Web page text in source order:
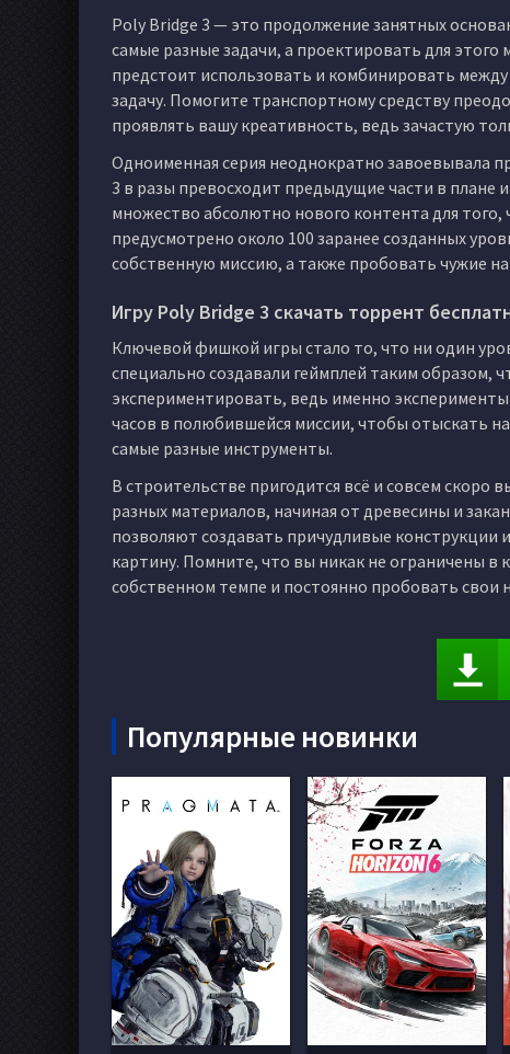
Poly Bridge 3 — это продолжение занятных
самые разные задачи, а проектировать для
предстоит использовать и комбинировать
задачу. Помогите транспортному средству
проявлять вашу креативность, ведь зачастую
Одноименная серия неоднократно завоевывала
3 в разы превосходит предыдущие части в плане
множество абсолютно нового контента для того,
предусмотрено около 100 заранее созданных
собственную миссию, а также пробовать чужие
Игру Poly Bridge 3 скачать торрент
Ключевой фишкой игры стало то, что ни один
специально создавали геймплей таким образом,
экспериментировать, ведь именно
часов в полюбившейся миссии, чтобы отыскать
самые разные инструменты.
В строительстве пригодится всё и совсем скоро
разных материалов, начиная от древесины и
позволяют создавать причудливые
картину. Помните, что вы никак не ограничены в
собственном темпе и постоянно пробовать свои
Популярные новинки